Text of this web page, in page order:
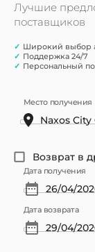
Лучшие
поставщиков
✓ Широкий выбор
✓ Поддержка 24/7
✓ Персональный
Место получения
Возврат в
Дата получения
Дата возврата